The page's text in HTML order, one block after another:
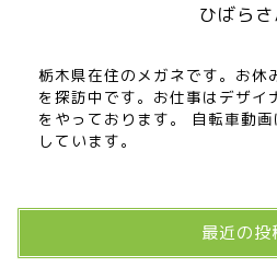
ひばらさ
栃木県在住のメガネです。お休
を探訪中です。お仕事はデザイ
をやっております。 自転車動
しています。
最近の投